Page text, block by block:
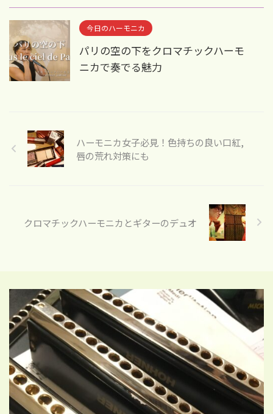
今日のハーモニカ
パリの空の下をクロマチックハーモ
ニカで奏でる魅力
ハーモニカ女子必見！色持ちの良い口紅,
唇の荒れ対策にも
クロマチックハーモニカとギターのデュオ